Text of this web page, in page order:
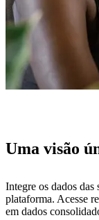
Uma visão
Integre os dados das
plataforma. Acesse
em dados